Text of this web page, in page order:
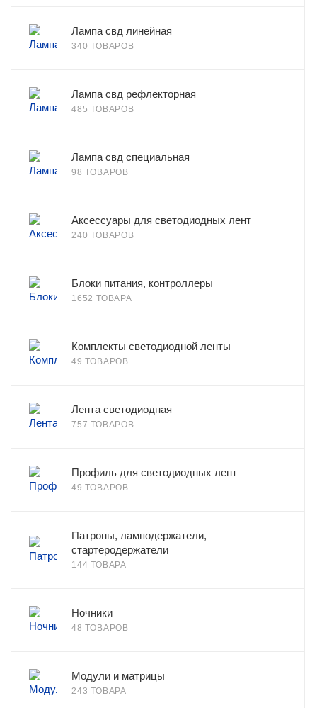
Лампа свд линейная
340 ТОВАРОВ
Лампа свд рефлекторная
485 ТОВАРОВ
Лампа свд специальная
98 ТОВАРОВ
Аксессуары для светодиодных лент
240 ТОВАРОВ
Блоки питания, контроллеры
1652 ТОВАРА
Комплекты светодиодной ленты
49 ТОВАРОВ
Лента светодиодная
757 ТОВАРОВ
Профиль для светодиодных лент
49 ТОВАРОВ
Патроны, ламподержатели,
стартеродержатели
144 ТОВАРА
Ночники
48 ТОВАРОВ
Модули и матрицы
243 ТОВАРА